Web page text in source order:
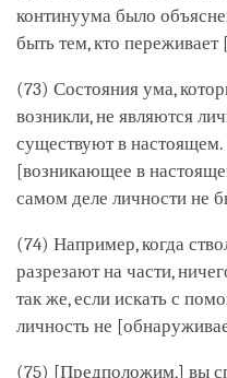
континуума было
быть тем, кто переживает
(73) Состояния ума,
возникли, не являются
существуют в
[возникающее в
самом деле личности не
(74) Например, когда
разрезают на части,
так же, если искать с
личность не
(75) [Предположим,] вы